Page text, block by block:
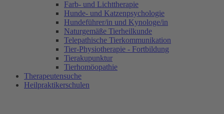
Farb- und Lichttherapie
Hunde- und Katzenpsychologie
Hundeführer/in und Kynologe/in
Naturgemäße Tierheilkunde
Telepathische Tierkommunikation
Tier-Physiotherapie - Fortbildung
Tierakupunktur
Tierhomöopathie
Therapeutensuche
Heilpraktikerschulen